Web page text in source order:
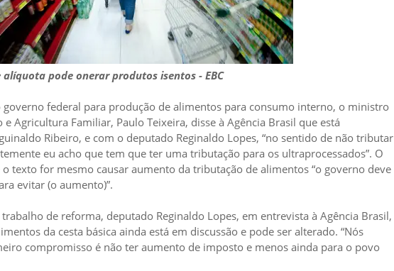
pode onerar produtos isentos - EBC
governo federal para produção de alimentos para consumo interno, o ministro
Agricultura Familiar, Paulo Teixeira, disse à Agência Brasil que está
Ribeiro, e com o deputado Reginaldo Lopes, “no sentido de não tributar
eu acho que tem que ter uma tributação para os ultraprocessados”. O
texto for mesmo causar aumento da tributação de alimentos “o governo deve
evitar (o aumento)”.
de reforma, deputado Reginaldo Lopes, em entrevista à Agência Brasil,
da cesta básica ainda está em discussão e pode ser alterado. “Nós
compromisso é não ter aumento de imposto e menos ainda para o povo